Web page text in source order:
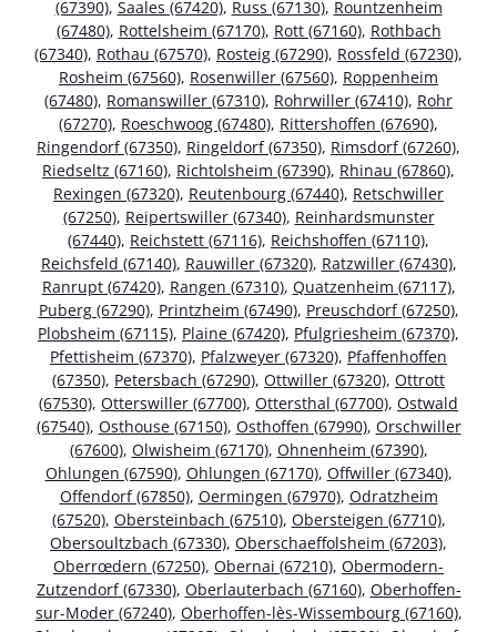
(67390), Saales (67420), Russ (67130), Rountzenheim
(67480), Rottelsheim (67170), Rott (67160), Rothbach
(67340), Rothau (67570), Rosteig (67290), Rossfeld (67230),
Rosheim (67560), Rosenwiller (67560), Roppenheim
(67480), Romanswiller (67310), Rohrwiller (67410), Rohr
(67270), Roeschwoog (67480), Rittershoffen (67690),
Ringendorf (67350), Ringeldorf (67350), Rimsdorf (67260),
Riedseltz (67160), Richtolsheim (67390), Rhinau (67860),
Rexingen (67320), Reutenbourg (67440), Retschwiller
(67250), Reipertswiller (67340), Reinhardsmunster
(67440), Reichstett (67116), Reichshoffen (67110),
Reichsfeld (67140), Rauwiller (67320), Ratzwiller (67430),
Ranrupt (67420), Rangen (67310), Quatzenheim (67117),
Puberg (67290), Printzheim (67490), Preuschdorf (67250),
Plobsheim (67115), Plaine (67420), Pfulgriesheim (67370),
Pfettisheim (67370), Pfalzweyer (67320), Pfaffenhoffen
(67350), Petersbach (67290), Ottwiller (67320), Ottrott
(67530), Otterswiller (67700), Ottersthal (67700), Ostwald
(67540), Osthouse (67150), Osthoffen (67990), Orschwiller
(67600), Olwisheim (67170), Ohnenheim (67390),
Ohlungen (67590), Ohlungen (67170), Offwiller (67340),
Offendorf (67850), Oermingen (67970), Odratzheim
(67520), Obersteinbach (67510), Obersteigen (67710),
Obersoultzbach (67330), Oberschaeffolsheim (67203),
Oberrœdern (67250), Obernai (67210), Obermodern-
Zutzendorf (67330), Oberlauterbach (67160), Oberhoffen-
sur-Moder (67240), Oberhoffen-lès-Wissembourg (67160),